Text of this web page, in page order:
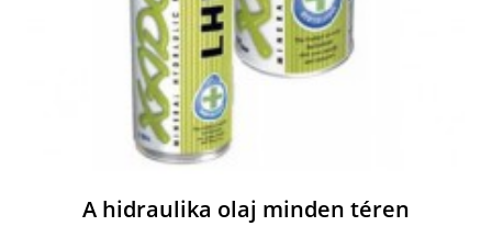
A hidraulika olaj minden téren